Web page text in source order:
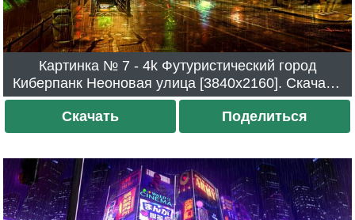
Картинка № 7 - 4k Футуристический город
Киберпанк Неоновая улица [3840x2160]. Скачали
76 раз.
Скачать
Поделиться